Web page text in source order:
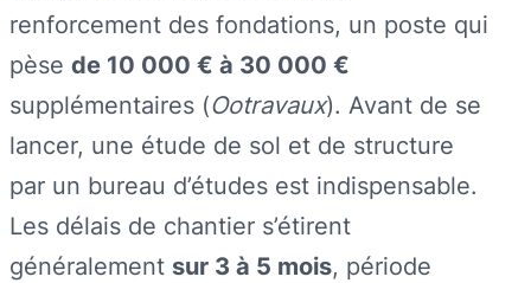
renforcement des fondations, un poste qui
pèse de 10 000 € à 30 000 €
supplémentaires (Ootravaux). Avant de se
lancer, une étude de sol et de structure
par un bureau d’études est indispensable.
Les délais de chantier s’étirent
généralement sur 3 à 5 mois, période